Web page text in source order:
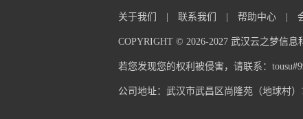
关于我们 联系我们 帮助中心
COPYRIGHT © 2026-2027 武汉云之梦信息
若您发现您的权利被侵害，请联系：
公司地址：武汉市武昌区尚隆苑（地球村